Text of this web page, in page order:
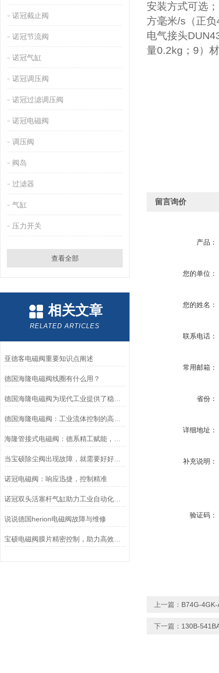
诺冠截止阀
诺冠节流阀
诺冠气缸
诺冠调压阀
诺冠过滤调压阀
诺冠电磁阀
调压阀
阀岛
过滤器
气缸
压力开关
查看全部
相关文章
RELATED ARTICLES
亚德客电磁阀重要知识点阐述
德国海隆电磁阀线圈有什么用？
当宝硕除尘阀出现故障，就需要好好检查这五个部位
诺冠电磁阀：响应迅捷，控制精准
诺冠双头活塞杆气缸助力工业自动化迈向新高度
说说德国herion电磁阀故障与维修
安装方式可选
方毫米/s（正
电气接头
量0.2kg；9）
留言询价
产品：
您的单位：
您的姓名：
联系电话：
常用邮箱：
省份：
详细地址：
补充说明：
验证码：
上一篇： B74G-
下一篇： 130B-